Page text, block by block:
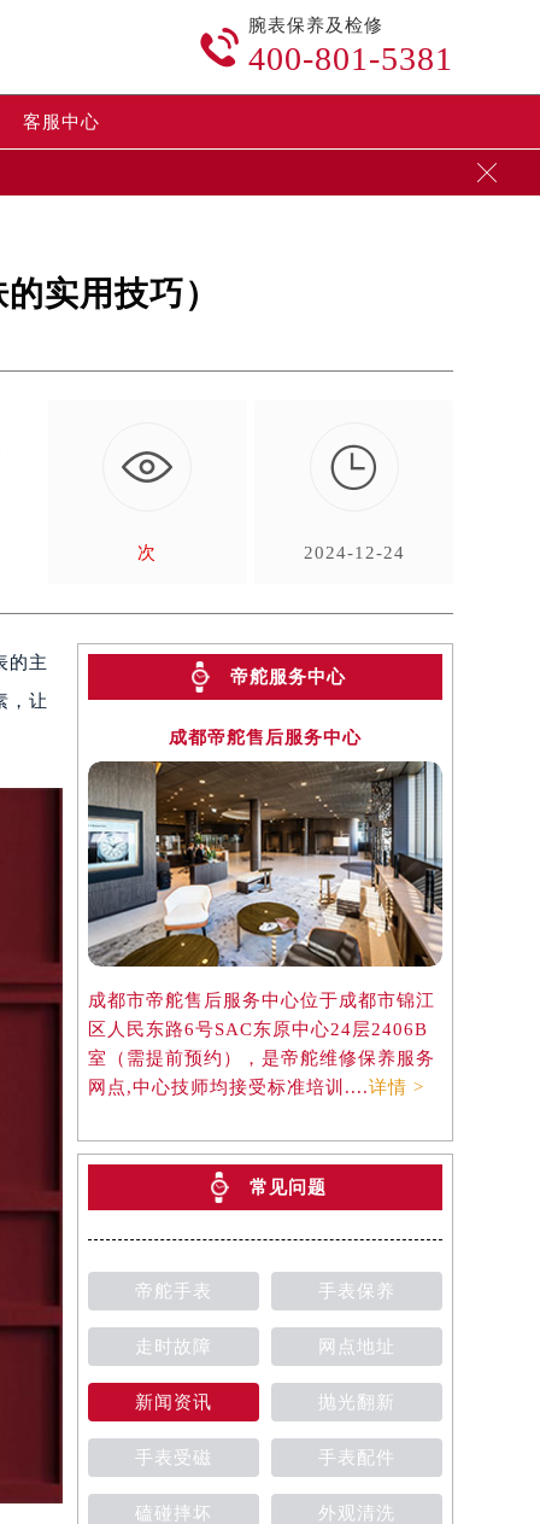

腕表保养及检修
400-801-5381
客服中心

实用技巧）
次

2024-12-24
的主
，让
帝舵服务中心
成都帝舵售后服务中心
成都市帝舵售后服务中心位于成都市锦江
区人民东路6号SAC东原中心24层2406B
室（需提前预约），是帝舵维修保养服务
网点,中心技师均接受标准培训....详情 >
常见问题
帝舵手表 手表保养
走时故障 网点地址
新闻资讯 抛光翻新
手表受磁 手表配件
磕碰摔坏 外观清洗